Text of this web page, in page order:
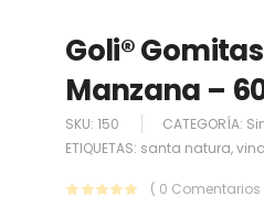
Goli®
Manzana –
SKU:150 CATEGORÍA:
ETIQUETAS: santa natura,
( 0 Comentarios